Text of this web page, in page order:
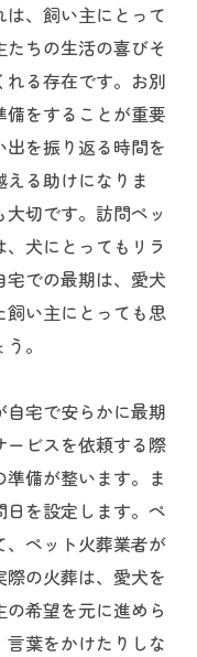
、飼い主にとって
ちの生活の喜びそ
る存在です。お別
をすることが重要
を振り返る時間を
る助けになりま
切です。訪問ペッ
犬にとってもリラ
宅での最期は、愛犬
飼い主にとっても思
。
宅で安らかに最期
ービスを依頼する際
備が整います。ま
を設定します。ペ
、ペット火葬業者が
の火葬は、愛犬を
希望を元に進めら
葉をかけたりしな